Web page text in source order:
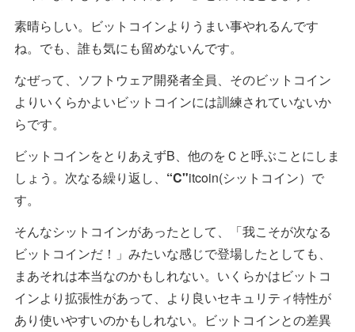
素晴らしい。ビットコインよりうまい事やれるんです
ね。でも、誰も気にも留めないんです。
なぜって、ソフトウェア開発者全員、そのビットコイン
よりいくらかよいビットコインには訓練されていないか
らです。
ビットコインをとりあえずB、他のをＣと呼ぶことにしま
しょう。次なる繰り返し、 “C"itcoin(シットコイン）で
す。
そんなシットコインがあったとして、「我こそが次なる
ビットコインだ！」みたいな感じで登場したとしても、
まあそれは本当なのかもしれない。いくらかはビットコ
インより拡張性があって、より良いセキュリティ特性が
あり使いやすいのかもしれない。ビットコインとの差異